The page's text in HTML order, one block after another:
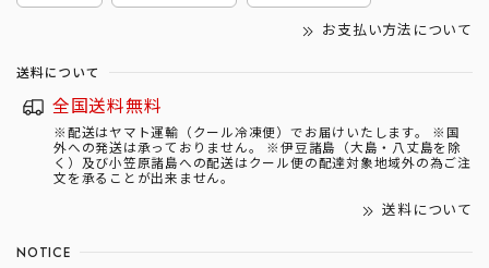
お支払い方法について
送料について
全国送料無料
※配送はヤマト運輸（クール冷凍便）でお届けいたします。 ※国
外への発送は承っておりません。 ※伊豆諸島（大島・八丈島を除
く）及び小笠原諸島への配送はクール便の配達対象地域外の為ご注
文を承ることが出来ません。
送料について
NOTICE